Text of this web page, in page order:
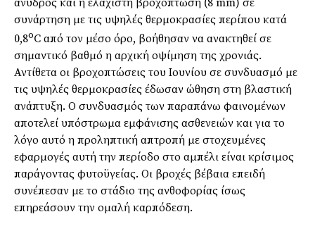
συνάρτηση με τις υψηλές θερμοκρασίες περίπου κατά
0,8oC από τον μέσο όρο, βοήθησαν να ανακτηθεί σε
σημαντικό βαθμό η αρχική οψίμηση της χρονιάς.
Αντίθετα οι βροχοπτώσεις του Ιουνίου σε συνδυασμό με
τις υψηλές θερμοκρασίες έδωσαν ώθηση στη βλαστική
ανάπτυξη. Ο συνδυασμός των παραπάνω φαινομένων
αποτελεί υπόστρωμα εμφάνισης ασθενειών και για το
λόγο αυτό η προληπτική απτροπή με στοχευμένες
εφαρμογές αυτή την περίοδο στο αμπέλι είναι κρίσιμος
παράγοντας φυτοϋγείας. Οι βροχές βέβαια επειδή
συνέπεσαν με το στάδιο της ανθοφορίας ίσως
επηρεάσουν την ομαλή καρπόδεση.